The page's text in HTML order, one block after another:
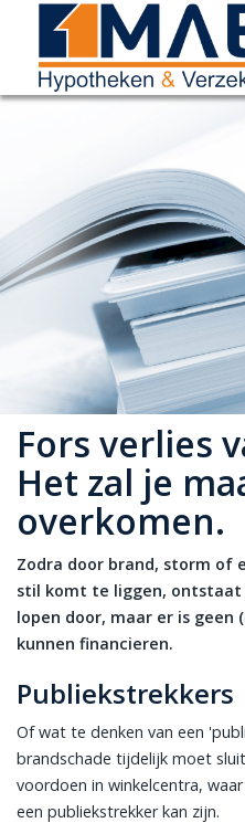
Fors verlies
Het zal je
overkomen.
Zodra door brand, storm of
stil komt te liggen, ontstaat
lopen door, maar er is
kunnen financieren.
Publiekstrekkers
Of wat te denken van een
brandschade tijdelijk moet
voordoen in winkelcentra,
een publiekstrekker kan zijn.